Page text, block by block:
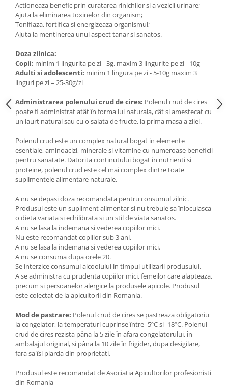
Actioneaza benefic prin curatarea rinichilor si a vezicii urinare;
Ajuta la eliminarea toxinelor din organism;
Tonifiaza, fortifica si energizeaza organismul;
Ajuta la mentinerea unui aspect tanar si sanatos.
Doza zilnica:
Copii: minim 1 lingurita pe zi - 3g. maxim 3 lingurite pe zi - 10g
Adulti si adolescenti: minim 1 lingura pe zi - 5-10g maxim 3
linguri pe zi – 25-30g/zi
Administrarea polenului crud de cires: Polenul crud de cires
poate fi administrat atât în forma lui naturala, cât si amestecat cu
un iaurt natural sau cu o salata de fructe, la prima masa a zilei.
Polenul crud este un complex natural bogat in elemente
esentiale, aminoacizi, minerale si vitamine cu numeroase beneficii
pentru sanatate. Datorita continutului bogat in nutrienti si
proteine, polenul crud este cel mai complex dintre toate
suplimentele alimentare naturale.
A nu se depasi doza recomandata pentru consumul zilnic.
Produsul este un supliment alimentar si nu trebuie sa înlocuiasca
o dieta variata si echilibrata si un stil de viata sanatos.
A nu se lasa la indemana si vederea copiilor mici.
Nu este recomandat copiilor sub 3 ani.
A nu se lasa la indemana si vederea copiilor mici.
A nu se consuma dupa orele 20.
Se interzice consumul alcoolului in timpul utilizarii produsului.
A se administra cu prudenta copiilor mici, femeilor care alapteaza,
precum si persoanelor alergice la produsele apicole. Produsul
este colectat de la apicultorii din Romania.
Mod de pastrare: Polenul crud de cires se pastreaza obligatoriu
la congelator, la temperaturi cuprinse între -5ºC si -18ºC. Polenul
crud de cires rezista pâna la 5 zile în afara congelatorului, în
ambalajul original, si pâna la 10 zile în frigider, dupa desigilare,
fara sa îsi piarda din proprietati.
Produsul este recomandat de Asociatia Apicultorilor profesionisti
din Romania